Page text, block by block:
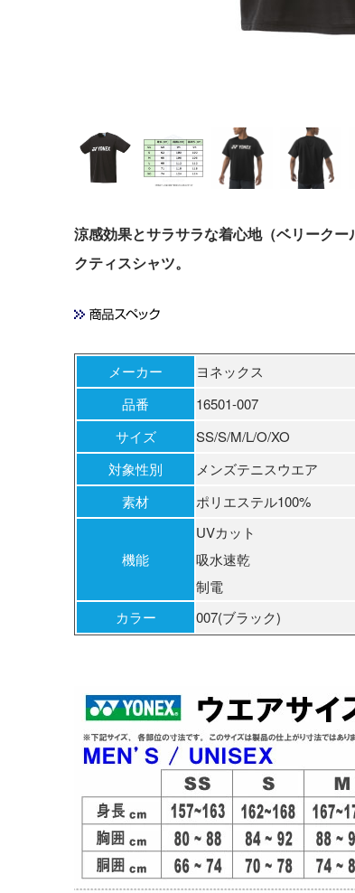
涼感効果とサラサラな着心地（ベリーク
クティスシャツ。
メーカー
ヨネックス
品番
16501-007
サイズ
SS/S/M/L/O/XO
対象性別
メンズテニスウエア
素材
ポリエステル100%
機能
UVカット
吸水速乾
制電
カラー
007(ブラック)